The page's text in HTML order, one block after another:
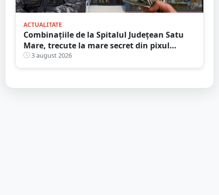
ACTUALITATE
Combinațiile de la Spitalul Județean Satu
Mare, trecute la mare secret din pixul
ministrului
3 august 2026